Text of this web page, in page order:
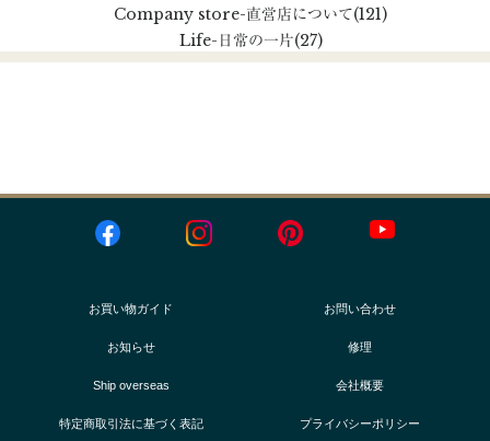
Company store-直営店について(121)
Life-日常の一片(27)
お買い物ガイド お問い合わせ
お知らせ 修理
Ship overseas 会社概要
特定商取引法に基づく表記 プライバシーポリシー